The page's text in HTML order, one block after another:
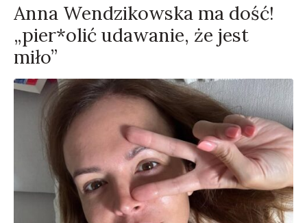
Anna Wendzikowska ma dość!
„pier*olić udawanie, że jest
miło”